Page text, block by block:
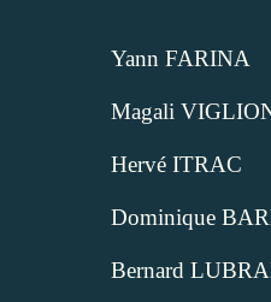
Yann FARINA
Magali
Hervé ITRAC
Dominique
Bernard